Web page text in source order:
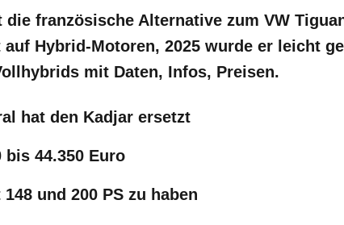
französische Alternative zum VW
auf Hybrid-Motoren, 2025 wurde er leicht
mit Daten, Infos, Preisen.
hat den Kadjar ersetzt
bis 44.350 Euro
und 200 PS zu haben